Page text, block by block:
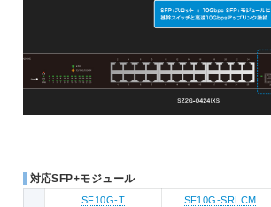
対応SFP+モジュール
SF10G-T SF10G-SRLCM